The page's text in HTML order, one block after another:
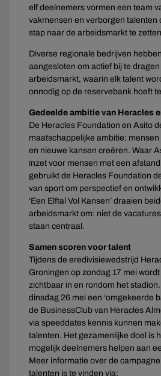
elf deelnemers vormen een team
vakmensen en verborgen talenten
stap naar de arbeidsmarkt te
Diverse regionale bedrijven
aangesloten om actief bij te
arbeidsmarkt, waarin elk talent
onnodig op de reservebank hoeft
Gedeelde ambitie van Heracles
De Heracles Foundation en Asito
maatschappelijke ambitie:
en nieuwe kansen creëren. Waar
inzet voor mensen met een
gebruikt de Heracles Foundation
van sport om perspectief en
‘Een Elftal Vol Kansen’ draaien
arbeidsmarkt om: niet de
staan centraal.
Samen scoren voor talent
Tijdens de eredivisiewedstrijd
Groningen op zondag 17 mei
zichtbaar in en rondom het
dinsdag 26 mei een ‘omgekeerde
de BusinessClub van Heracles
via speeddates kennis kunnen
talenten. Het gezamenlijke doel is
mogelijk deelnemers helpen aan
Meer informatie over de
talenten is te vinden via: